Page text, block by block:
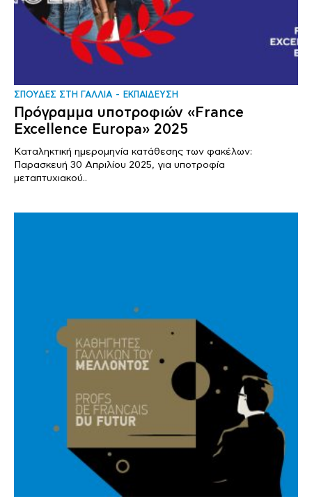
ΣΠΟΥΔΕΣ ΣΤΗ ΓΑΛΛΙΑ ΕΚΠΑΙΔΕΥΣΗ
Πρόγραμμα υποτροφιών «France
Excellence Europa» 2025
Καταληκτική ημερομηνία κατάθεσης των φακέλων:
Παρασκευή 30 Απριλίου 2025, για υποτροφία
μεταπτυχιακού..